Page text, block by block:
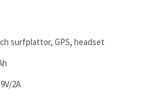
surfplattor, GPS, headset
2A